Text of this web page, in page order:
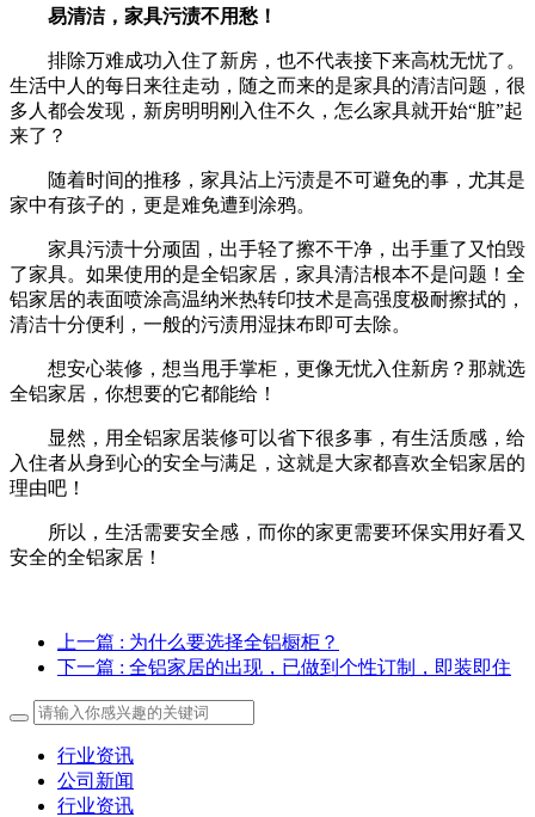
易清洁，家具污渍不用愁！
排除万难成功入住了新房，也不代表接下来高枕无忧了。
生活中人的每日来往走动，随之而来的是家具的清洁问题，很
多人都会发现，新房明明刚入住不久，怎么家具就开始“脏”起
来了？
随着时间的推移，家具沾上污渍是不可避免的事，尤其是
家中有孩子的，更是难免遭到涂鸦。
家具污渍十分顽固，出手轻了擦不干净，出手重了又怕毁
了家具。如果使用的是全铝家居，家具清洁根本不是问题！全
铝家居的表面喷涂高温纳米热转印技术是高强度极耐擦拭的，
清洁十分便利，一般的污渍用湿抹布即可去除。
想安心装修，想当甩手掌柜，更像无忧入住新房？那就选
全铝家居，你想要的它都能给！
显然，用全铝家居装修可以省下很多事，有生活质感，给
入住者从身到心的安全与满足，这就是大家都喜欢全铝家居的
理由吧！
所以，生活需要安全感，而你的家更需要环保实用好看又
安全的全铝家居！
上一篇 : 为什么要选择全铝橱柜？
下一篇 : 全铝家居的出现，已做到个性订制，即装即住
行业资讯
公司新闻
行业资讯